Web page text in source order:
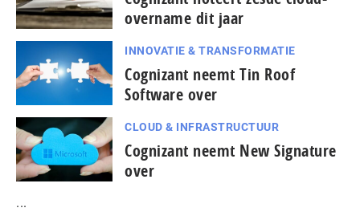
overname dit jaar
INNOVATIE & TRANSFORMATIE
Cognizant neemt Tin Roof
Software over
CLOUD & INFRASTRUCTUUR
Cognizant neemt New Signature
over
...